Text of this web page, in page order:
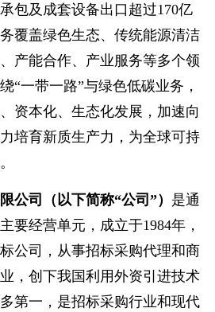
包及成套设备出口超过170亿
覆盖绿色生态、传统能源清洁
产能合作、产业服务等多个领
“一带一路”与绿色低碳业务，
资本化、生态化发展，加速向
培育新质生产力，为全球可持
公司（以下简称“公司”） 是通
要经营单元，成立于1984年，
公司，从事招标采购代理和商
，创下我国利用外资引进技术
第一，是招标采购行业和现代